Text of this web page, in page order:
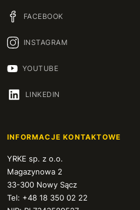
FACEBOOK
INSTAGRAM
YOUTUBE
LINKEDIN
INFORMACJE KONTAKTOWE
YRKE sp. z o.o.
Magazynowa 2
33-300 Nowy Sącz
Tel: +48 18 350 02 22